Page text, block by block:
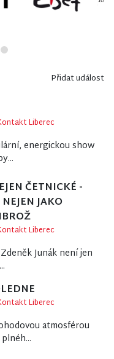
Přidat událost
Liberec
energickou show
ČETNICKÉ -
JAKO
Liberec
Junák není jen
Liberec
atmosférou